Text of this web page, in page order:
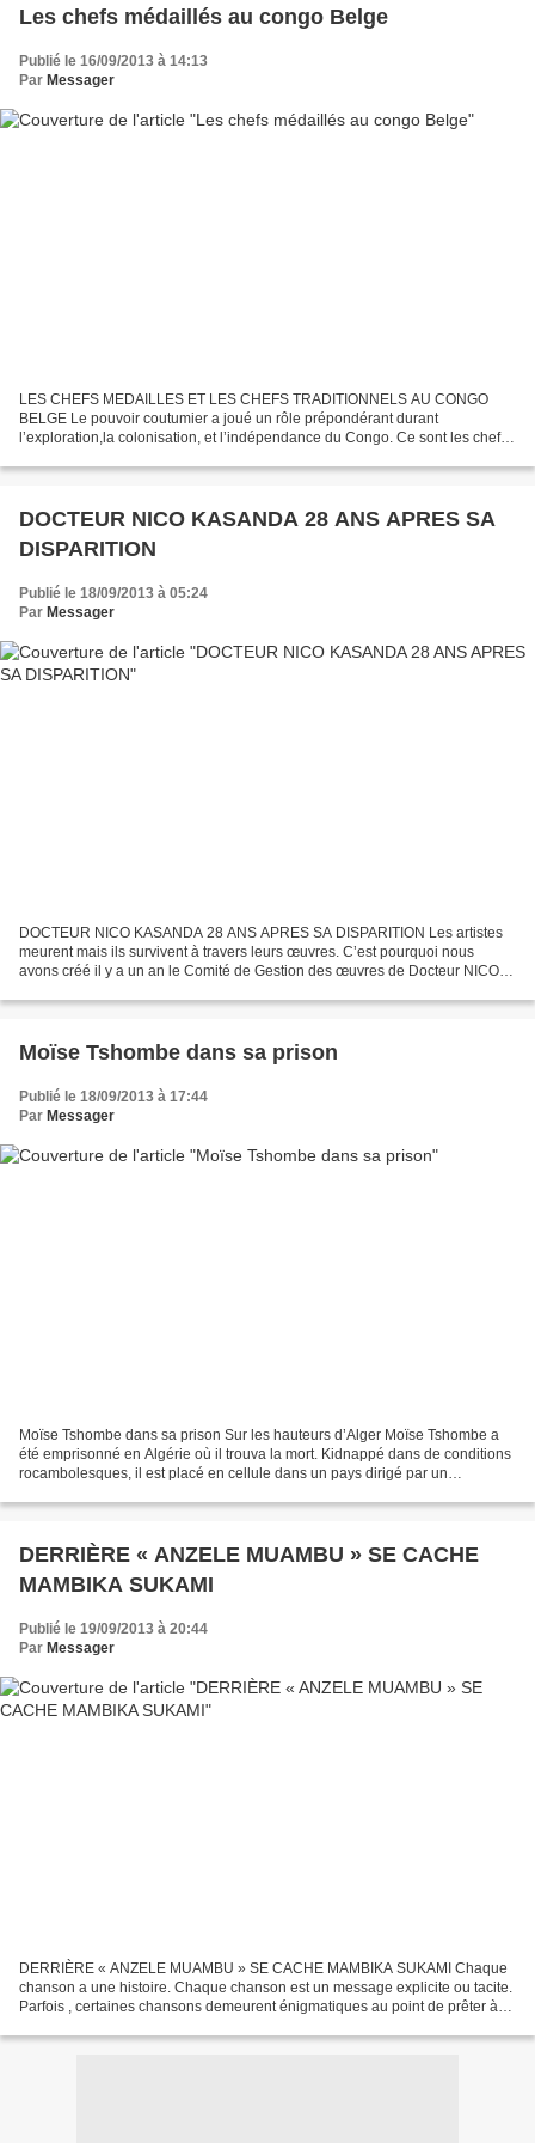
Les chefs médaillés au congo Belge
Publié le 16/09/2013 à 14:13
Par Messager
LES CHEFS MEDAILLES ET LES CHEFS TRADITIONNELS AU CONGO
BELGE Le pouvoir coutumier a joué un rôle prépondérant durant
l’exploration,la colonisation, et l’indépendance du Congo. Ce sont les chefs
DOCTEUR NICO KASANDA 28 ANS APRES SA
DISPARITION
Publié le 18/09/2013 à 05:24
Par Messager
DOCTEUR NICO KASANDA 28 ANS APRES SA DISPARITION Les artistes
meurent mais ils survivent à travers leurs œuvres. C’est pourquoi nous
avons créé il y a un an le Comité de Gestion des œuvres de Docteur NICO
Moïse Tshombe dans sa prison
Publié le 18/09/2013 à 17:44
Par Messager
Moïse Tshombe dans sa prison Sur les hauteurs d’Alger Moïse Tshombe a
été emprisonné en Algérie où il trouva la mort. Kidnappé dans de conditions
rocambolesques, il est placé en cellule dans un pays dirigé par un
DERRIÈRE « ANZELE MUAMBU » SE CACHE
MAMBIKA SUKAMI
Publié le 19/09/2013 à 20:44
Par Messager
DERRIÈRE « ANZELE MUAMBU » SE CACHE MAMBIKA SUKAMI Chaque
chanson a une histoire. Chaque chanson est un message explicite ou tacite.
Parfois , certaines chansons demeurent énigmatiques au point de prêter à